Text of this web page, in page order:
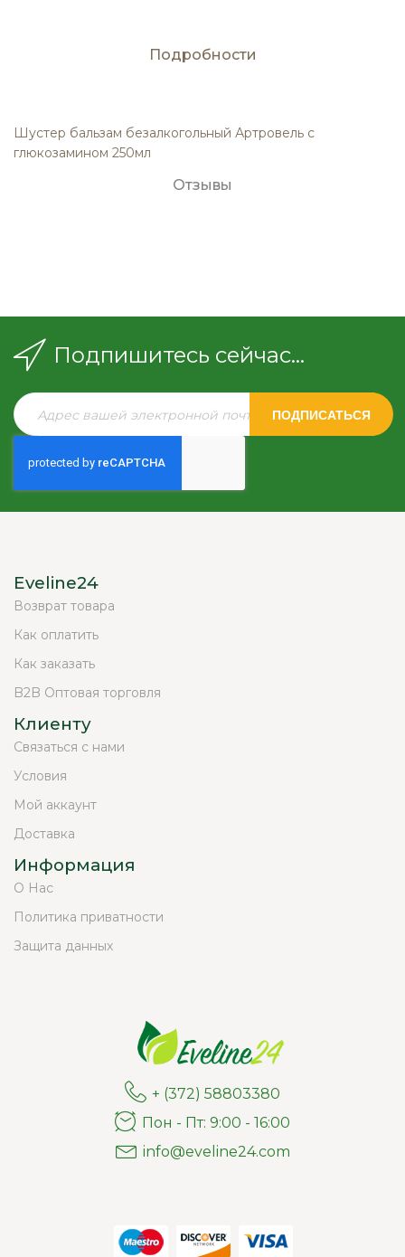
Подробности
Шустер бальзам безалкогольный Артровель с
глюкозамином 250мл
Отзывы
Подпишитесь сейчас...
ПОДПИСАТЬСЯ
Eveline24
Возврат товара
Как оплатить
Как заказать
B2B Оптовая торговля
Клиенту
Связаться с нами
Условия
Мой аккаунт
Доставка
Информация
О Нас
Политика приватности
Защита данных
+ (372) 58803380
Пон - Пт: 9:00 - 16:00
info@eveline24.com